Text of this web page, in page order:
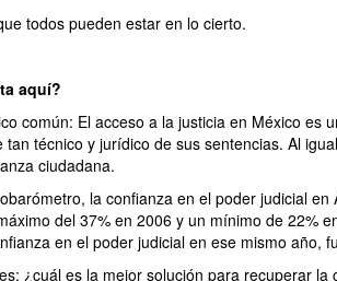
todos pueden estar en lo cierto.
aquí?
común: El acceso a la justicia en México es
tan técnico y jurídico de sus sentencias. Al
ciudadana.
la confianza en el poder judicial
del 37% en 2006 y un mínimo de 22%
en el poder judicial en ese mismo año,
¿cuál es la mejor solución para recuperar la